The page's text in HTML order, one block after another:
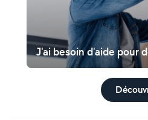
J'ai besoin d'aide pour